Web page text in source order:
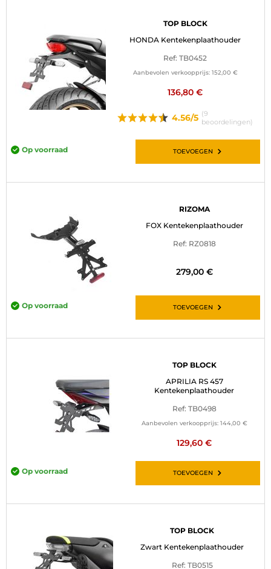
TOP BLOCK
HONDA Kentekenplaathouder
Ref: TB0452
Aanbevolen verkoopprijs: 152,00 €
136,80 €
4.56/5 (9
beoordelingen)
Op voorraad TOEVOEGEN
RIZOMA
FOX Kentekenplaathouder
Ref: RZ0818
279,00 €
Op voorraad TOEVOEGEN
TOP BLOCK
APRILIA RS 457
Kentekenplaathouder
Ref: TB0498
Aanbevolen verkoopprijs: 144,00 €
129,60 €
Op voorraad TOEVOEGEN
TOP BLOCK
Zwart Kentekenplaathouder
Ref: TB0515